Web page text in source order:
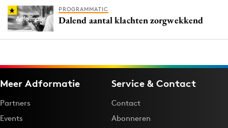
PROGRAMMATIC
Dalend aantal klachten zorgwekkend
Meer Adformatie
Partners
Events
Service & Contact
Contact
Abonneren